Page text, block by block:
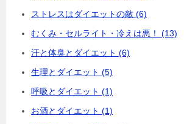
ストレスはダイエットの敵 (6)
むくみ・セルライト・冷えは悪！ (13)
汗と体臭とダイエット (6)
生理とダイエット (5)
呼吸とダイエット (1)
お酒とダイエット (1)